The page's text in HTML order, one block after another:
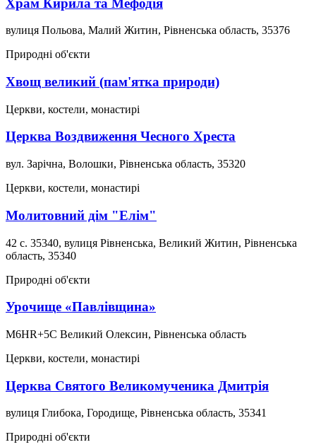
вулиця Польова, Малий Житин, Рівненська область, 35376
Природні об'єкти
Хвощ великий (пам'ятка природи)
Церкви, костели, монастирі
Церква Воздвиження Чесного Хреста
вул. Зарічна, Волошки, Рівненська область, 35320
Церкви, костели, монастирі
Молитовний дім "Елім"
42 с. 35340, вулиця Рівненська, Великий Житин, Рівненська
область, 35340
Природні об'єкти
Урочище «Павлівщина»
M6HR+5C Великий Олексин, Рівненська область
Церкви, костели, монастирі
Церква Святого Великомученика Дмитрія
вулиця Глибока, Городище, Рівненська область, 35341
Природні об'єкти